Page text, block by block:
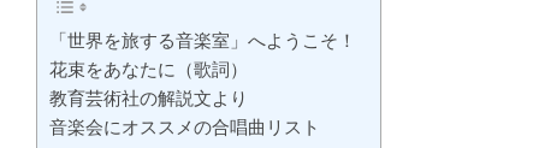
「世界を旅する音楽室」へようこそ！
花束をあなたに（歌詞）
教育芸術社の解説文より
音楽会にオススメの合唱曲リスト